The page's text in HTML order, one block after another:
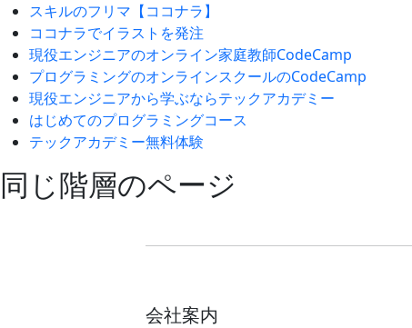
スキルのフリマ【ココナラ】
ココナラでイラストを発注
現役エンジニアのオンライン家庭教師CodeCamp
プログラミングのオンラインスクールのCodeCamp
現役エンジニアから学ぶならテックアカデミー
はじめてのプログラミングコース
テックアカデミー無料体験
同じ階層のページ
会社案内